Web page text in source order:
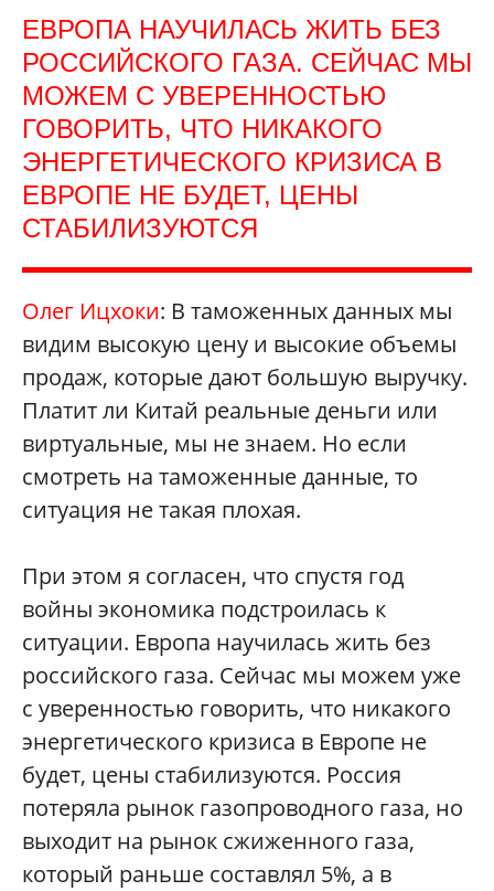
ЕВРОПА НАУЧИЛАСЬ ЖИТЬ БЕЗ
РОССИЙСКОГО ГАЗА. СЕЙЧАС МЫ
МОЖЕМ С УВЕРЕННОСТЬЮ
ГОВОРИТЬ, ЧТО НИКАКОГО
ЭНЕРГЕТИЧЕСКОГО КРИЗИСА В
ЕВРОПЕ НЕ БУДЕТ, ЦЕНЫ
СТАБИЛИЗУЮТСЯ
Олег Ицхоки: В таможенных данных мы
видим высокую цену и высокие объемы
продаж, которые дают большую выручку.
Платит ли Китай реальные деньги или
виртуальные, мы не знаем. Но если
смотреть на таможенные данные, то
ситуация не такая плохая.
При этом я согласен, что спустя год
войны экономика подстроилась к
ситуации. Европа научилась жить без
российского газа. Сейчас мы можем уже
с уверенностью говорить, что никакого
энергетического кризиса в Европе не
будет, цены стабилизуются. Россия
потеряла рынок газопроводного газа, но
выходит на рынок сжиженного газа,
который раньше составлял 5%, а в